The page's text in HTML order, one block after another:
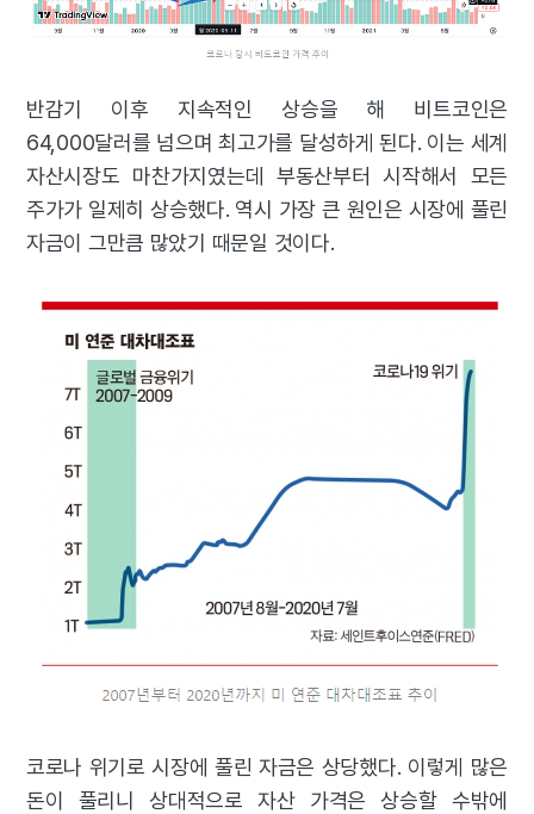
반감기 이후 지속적인 상승을 해 비트코인은
64,000달러를 넘으며 최고가를 달성하게 된다. 이는 세계
자산시장도 마찬가지였는데 부동산부터 시작해서 모든
주가가 일제히 상승했다. 역시 가장 큰 원인은 시장에 풀린
자금이 그만큼 많았기 때문일 것이다.
코로나 위기로 시장에 풀린 자금은 상당했다. 이렇게 많은
돈이 풀리니 상대적으로 자산 가격은 상승할 수밖에